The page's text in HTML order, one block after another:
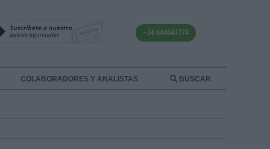
+34 644043774
COLABORADORES Y ANALISTAS BUSCAR